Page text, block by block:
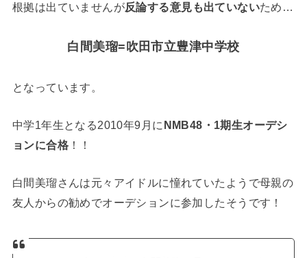
根拠は出ていませんが反論する意見も出ていないため…
白間美瑠=吹田市立豊津中学校
となっています。
中学1年生となる2010年9月に NMB48・1期生オーデシ
ョンに合格！！
白間美瑠さんは元々アイドルに憧れていたようで母親の
友人からの勧めでオーデションに参加したそうです！